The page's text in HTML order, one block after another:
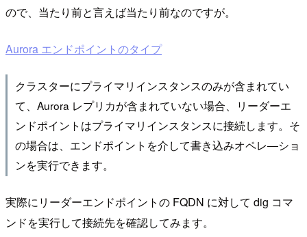
ので、当たり前と言えば当たり前なのですが。
Aurora エンドポイントのタイプ
クラスターにプライマリインスタンスのみが含まれてい
て、Aurora レプリカが含まれていない場合、リーダーエ
ンドポイントはプライマリインスタンスに接続します。そ
の場合は、エンドポイントを介して書き込みオペレ―ショ
ンを実行できます。
実際にリーダーエンドポイントの FQDN に対して dig コマ
ンドを実行して接続先を確認してみます。